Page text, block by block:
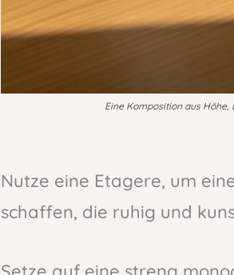
Eine Komposition aus
Nutze eine Etagere, um
schaffen, die ruhig und